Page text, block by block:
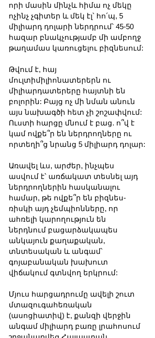
որի մասին մինչև հիմա ոչ մեկը
ոչինչ չգիտեր և մեկ էլ՝ հո՛պ, 5
միլիարդ դոլարի ներդրում՝ 45-50
հազար բնակչությամբ մի ամբողջ
թաղամաս կառուցելու բիզնեսում:
Թվում է, հայ
մուլտիմիլիոնատերերն ու
միլիարդատերերը հայտնի են
բոլորին: Բայց ոչ մի նման անուն
այս նախագծի հետ չի շոշափվում:
Ուստի հարցը մնում է բաց. ո՞վ է
կամ ովքե՞ր են ներդրողները ու
որտեղի՞ց նրանց 5 միլիարդ դոլար:
Առավել ևս, արժեր, ինչպես
ասվում է՝ առճակատ տեսնել այդ
ներդրողներին հասկանալու
համար, թե ովքե՞ր են բիզնես-
ռիսկի այդ չեմպիոնները, որ
ահռելի կարողություն են
ներդնում բացարձակապես
անկայուն քաղաքական,
տնտեսական և անգամ՝
գոյաբանական խախուտ
վիճակում գտնվող երկրում:
Մյուս հարցադրումը ավելի շուտ
մտազուգահեռական
(ասոցիատիվ) է, քանզի վերջին
անգամ միլիարդ բառը լրահոսում